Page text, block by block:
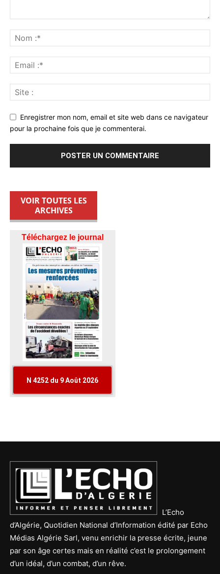
Enregistrer mon nom, email et site web dans ce navigateur
pour la prochaine fois que je commenterai.
VOIR TOUTES LES
ARCHIVES
L’Echo
d’Algérie, Quotidien National d’Information édité par Echo
Médias Algérie Sarl, venu enrichir la presse écrite, jeune
par son âge certes mais en réalité c’est le prolongement
d’un idéal, d’un combat, d’un rêve.